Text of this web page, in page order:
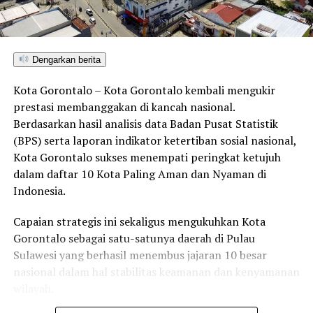
UP NEXT
GOW Pohuwato-Kota Gorontalo Jalin Silaturahmi dan
Tukar Informasi
DON'T MISS
Dengarkan berita
Kota Gorontalo – Kota Gorontalo kembali mengukir
prestasi membanggakan di kancah nasional.
Berdasarkan hasil analisis data Badan Pusat Statistik
(BPS) serta laporan indikator ketertiban sosial nasional,
Kota Gorontalo sukses menempati peringkat ketujuh
dalam daftar 10 Kota Paling Aman dan Nyaman di
Indonesia.
Capaian strategis ini sekaligus mengukuhkan Kota
Gorontalo sebagai satu-satunya daerah di Pulau
Sulawesi yang berhasil menembus jajaran 10 besar
nasional dalam hal stabilitas keamanan dan kenyamanan